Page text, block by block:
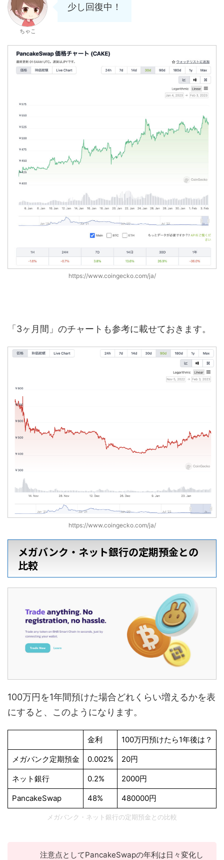
ちゃこ
少し回復中！
https://www.coingecko.com/ja/
「3ヶ月間」のチャートも参考に載せておきます。
https://www.coingecko.com/ja/
メガバンク・ネット銀行の定期預金との
比較
100万円を1年間預けた場合どれくらい増えるかを表
にすると、このようになります。
金利 100万円預けたら1年後は？
メガバンク定期預金 0.002% 20円
ネット銀行 0.2% 2000円
PancakeSwap 48% 480000円
メガバンク・ネット銀行の定期預金との比較
注意点としてPancakeSwapの年利は日々変化し